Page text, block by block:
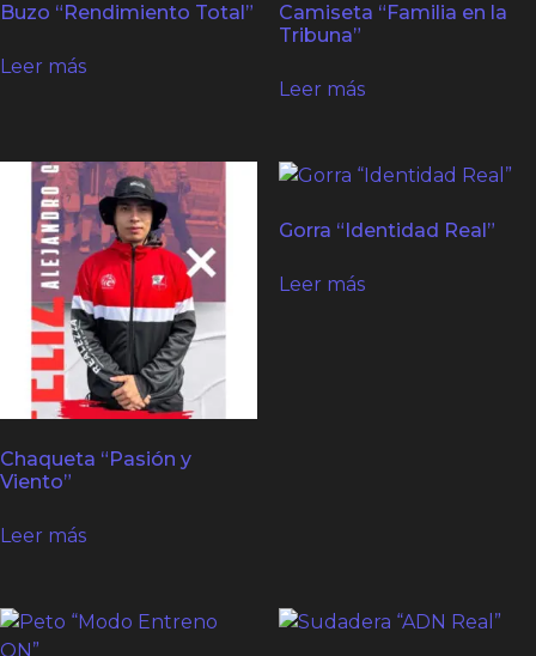
Buzo “Rendimiento Total”
Leer más
Camiseta “Familia en la
Tribuna”
Leer más
Chaqueta “Pasión y
Viento”
Leer más
Gorra “Identidad Real”
Leer más